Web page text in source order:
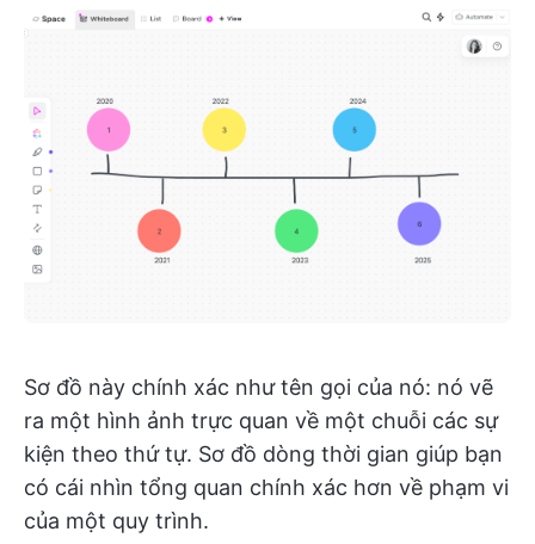
Sơ đồ này chính xác như tên gọi của nó: nó vẽ
ra một hình ảnh trực quan về một chuỗi các sự
kiện theo thứ tự. Sơ đồ dòng thời gian giúp bạn
có cái nhìn tổng quan chính xác hơn về phạm vi
của một quy trình.